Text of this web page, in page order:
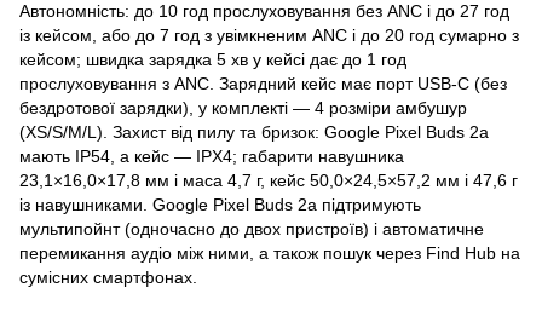
Автономність: до 10 год прослуховування без ANC і до 27 год
із кейсом, або до 7 год з увімкненим ANC і до 20 год сумарно з
кейсом; швидка зарядка 5 хв у кейсі дає до 1 год
прослуховування з ANC. Зарядний кейс має порт USB-C (без
бездротової зарядки), у комплекті — 4 розміри амбушур
(XS/S/M/L). Захист від пилу та бризок: Google Pixel Buds 2a
мають IP54, а кейс — IPX4; габарити навушника
23,1×16,0×17,8 мм і маса 4,7 г, кейс 50,0×24,5×57,2 мм і 47,6 г
із навушниками. Google Pixel Buds 2a підтримують
мультипойнт (одночасно до двох пристроїв) і автоматичне
перемикання аудіо між ними, а також пошук через Find Hub на
сумісних смартфонах.